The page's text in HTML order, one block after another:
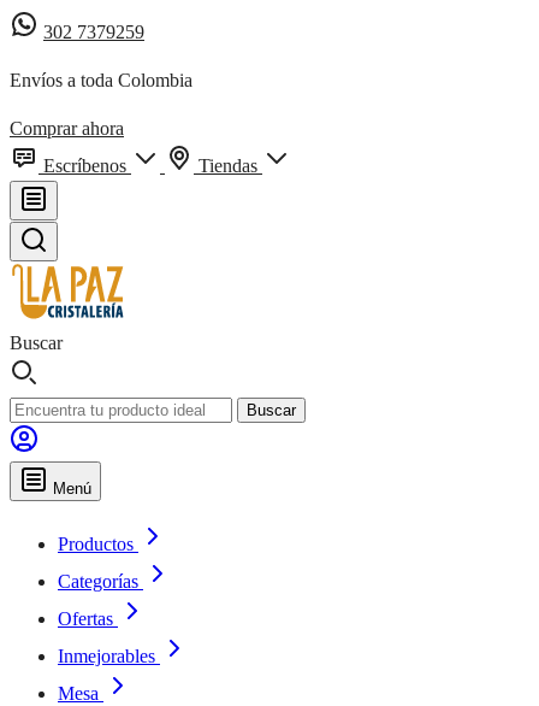
302 7379259
Envíos a toda Colombia
Comprar ahora
Escríbenos
Tiendas
Buscar
Buscar
Menú
Productos
Categorías
Ofertas
Inmejorables
Mesa